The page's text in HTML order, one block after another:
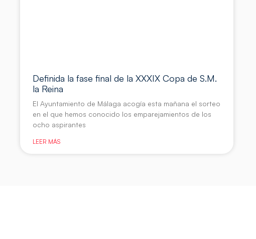
Definida la fase final de la XXXIX Copa de S.M.
la Reina
El Ayuntamiento de Málaga acogía esta mañana el sorteo
en el que hemos conocido los emparejamientos de los
ocho aspirantes
LEER MÁS